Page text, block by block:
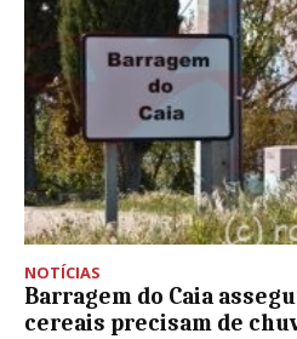
NOTÍCIAS
Barragem do Caia
cereais precisam de